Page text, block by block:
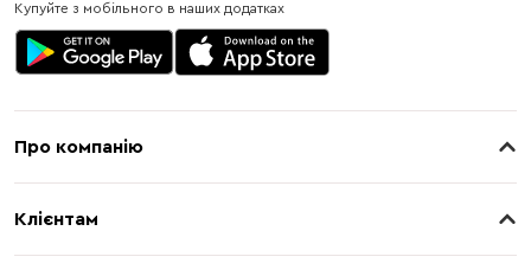
Купуйте з мобільного в наших додатках
Про компанію
Клієнтам